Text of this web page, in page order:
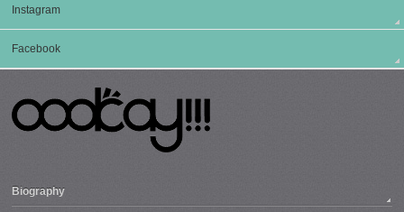
Instagram
Facebook
Biography